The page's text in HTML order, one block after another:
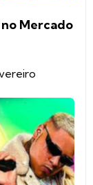
Mercado